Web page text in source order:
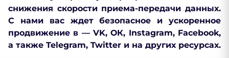
снижения скорости приема-передачи данных.
С нами вас ждет безопасное и ускоренное
продвижение в — VK, ОК, Instagram, Facebook,
а также Telegram, Twitter и на других ресурсах.